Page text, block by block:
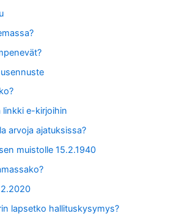
linkki e-kirjoihin
arvoja ajatuksissa?
muistolle 15.2.1940
lapsetko hallituskysymys?